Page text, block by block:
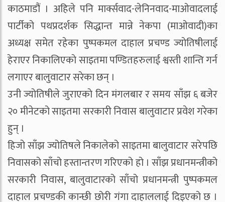
काठमाडौं । अहिले पनि मार्क्सवाद-लेनिनवाद-माओवादलाई
पार्टीको पथप्रदर्शक सिद्धान्त मान्ने नेकपा (माओवादी)का
अध्यक्ष समेत रहेका पुष्पकमल दाहाल प्रचण्ड ज्याेतिषीलाई
हेराएर निकालिएकाे साइतमा पण्डितहरुलाई श्वस्ती शान्ति गर्न
लगाएर बालुवाटार सरेका छन् ।
उनी ज्याेतिषीले जुराएकाे दिन मंगलबार र समय साँझ ६ बजेर
२० मीनेटको साइतमा सरकारी निवास बालुवाटार प्रवेश गरेका
हुन् ।
हिजो साँझ ज्योतिषले निकालेको साइतमा बालुवाटार सरेपछि
निवासको साँचो हस्तान्तरण गरिएको हो । साँझ प्रधानमन्त्रीको
सरकारी निवास, बालुवाटारको साँचो प्रधानमन्त्री पुष्पकमल
दाहाल प्रचण्डकी कान्छी छोरी गंगा दाहाललाई दिइएको छ ।